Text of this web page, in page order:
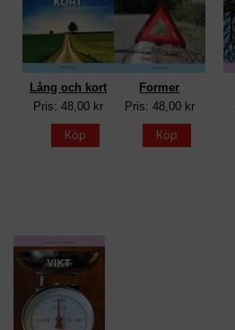
Lång och kort
Pris: 48,00 kr
Köp
Former
Pris: 48,00 kr
Köp